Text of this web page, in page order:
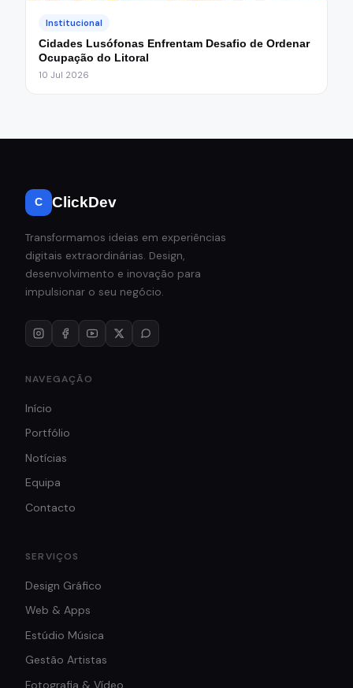
Institucional
Cidades Lusófonas Enfrentam Desafio de Ordenar
Ocupação do Litoral
10 Jul 2026
C ClickDev
Transformamos ideias em experiências
digitais extraordinárias. Design,
desenvolvimento e inovação para
impulsionar o seu negócio.
NAVEGAÇÃO
Início
Portfólio
Notícias
Equipa
Contacto
SERVIÇOS
Design Gráfico
Web & Apps
Estúdio Música
Gestão Artistas
Fotografia & Vídeo